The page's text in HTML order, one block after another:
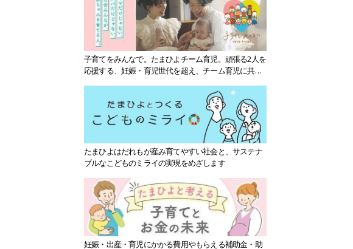
子育てをみんなで。たまひよチーム育児。頑張る2人を
応援する、妊娠・育児世代を超え、チーム育児に共感
たまひよはだれもが産み育てやすい社会と、サステナ
ブルなこどものミライの実現をめざします
妊娠・出産・育児にかかる費用やもらえる補助金・助